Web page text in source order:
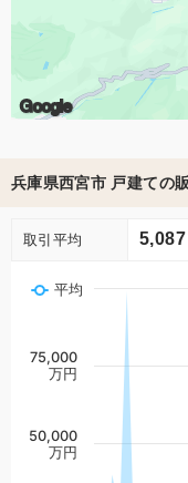
Google
兵庫県西宮市 戸建ての
取引平均 5,087
平均
50,000
万円
75,000
万円